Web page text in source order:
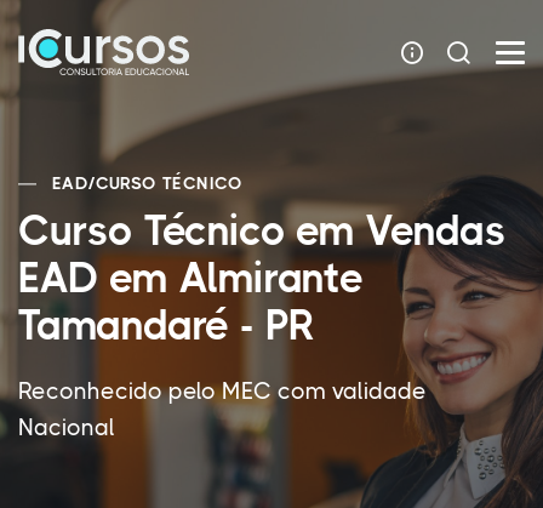
EAD/CURSO TÉCNICO
Curso Técnico em Vendas
EAD em Almirante
Tamandaré - PR
Reconhecido pelo MEC com validade
Nacional